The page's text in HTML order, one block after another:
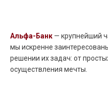
Альфа-Банк — крупнейший
мы искренне
решении их задач: от
осуществления мечты.